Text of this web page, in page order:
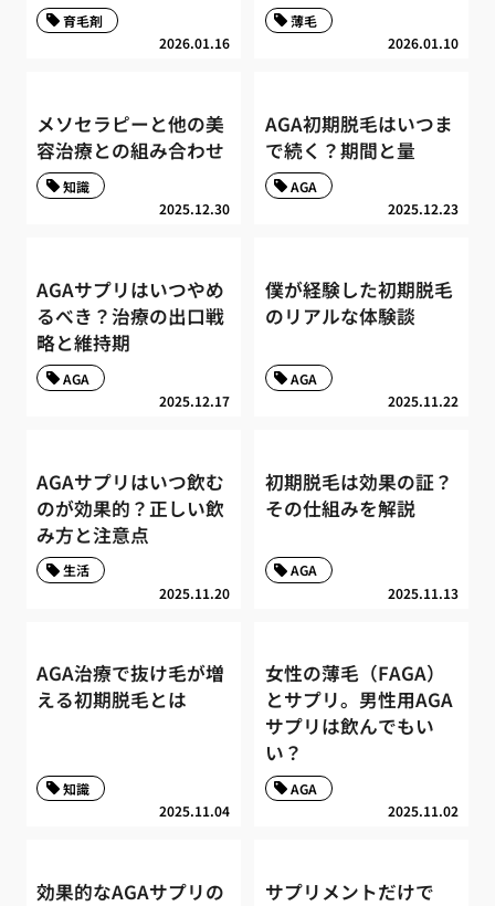
2026.01.16
育毛剤
2026.01.10
薄毛
メソセラピーと他の美
容治療との組み合わせ
2025.12.30
知識
AGA初期脱毛はいつま
で続く？期間と量
2025.12.23
AGA
AGAサプリはいつやめ
るべき？治療の出口戦
略と維持期
2025.12.17
AGA
僕が経験した初期脱毛
のリアルな体験談
2025.11.22
AGA
AGAサプリはいつ飲む
のが効果的？正しい飲
み方と注意点
2025.11.20
生活
初期脱毛は効果の証？
その仕組みを解説
2025.11.13
AGA
AGA治療で抜け毛が増
える初期脱毛とは
2025.11.04
知識
女性の薄毛（FAGA）
とサプリ。男性用AGA
サプリは飲んでもい
い？
2025.11.02
AGA
効果的なAGAサプリの
サプリメントだけで